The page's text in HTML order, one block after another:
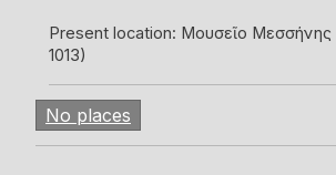
Present location: Μουσεῖο Μεσσήνης
1013)
No places